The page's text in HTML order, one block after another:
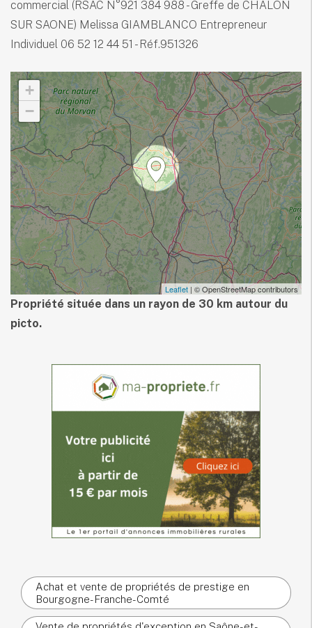
+
−
Leaflet | © OpenStreetMap contributors
Propriété située dans un rayon de 30 km autour du
picto.
commercial (RSAC N°921 384 988 - Greffe de CHALON
SUR SAONE) Melissa GIAMBLANCO Entrepreneur
Individuel 06 52 12 44 51 - Réf.951326
Achat et vente de propriétés de prestige en
Bourgogne-Franche-Comté